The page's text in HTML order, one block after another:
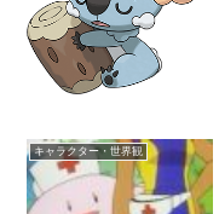
キャラクター・世界観